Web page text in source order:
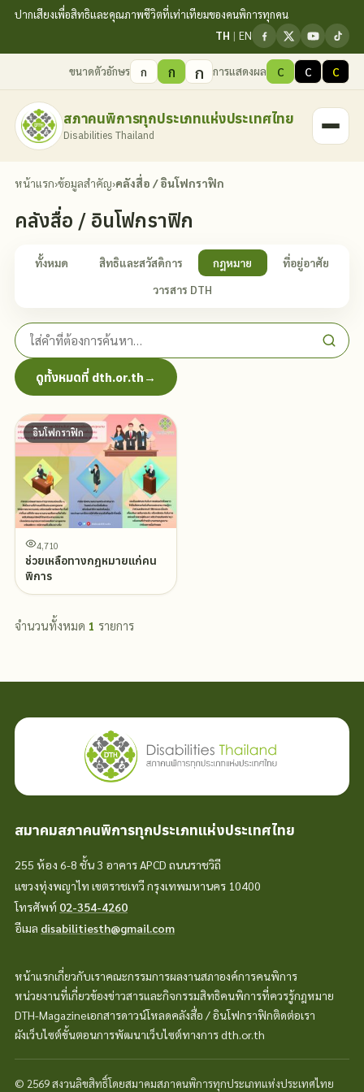
ปากเสียงเพื่อสิทธิและคุณภาพชีวิตที่เท่าเทียมของคนพิการทุกคน
TH | EN
ขนาดตัวอักษร ก ก ก การแสดงผล C C C
สภาคนพิการทุกประเภทแห่งประเทศไทย
Disabilities Thailand
หน้าแรก›ข้อมูลสำคัญ›คลังสื่อ / อินโฟกราฟิก
คลังสื่อ / อินโฟกราฟิก
ทั้งหมด สิทธิและสวัสดิการ กฎหมาย
ที่อยู่อาศัย
วารสาร DTH
ดูทั้งหมดที่ dth.or.th →
อินโฟกราฟิก
4,710
ช่วยเหลือทางกฎหมายแก่คน
พิการ
จำนวนทั้งหมด 1 รายการ
สมาคมสภาคนพิการทุกประเภทแห่งประเทศไทย
255 ห้อง 6-8 ชั้น 3 อาคาร APCD ถนนราชวิถี
แขวงทุ่งพญาไท เขตราชเทวี กรุงเทพมหานคร 10400
โทรศัพท์ 02-354-4260
อีเมล disabilitiesth@gmail.com
หน้าแรกเกี่ยวกับเราคณะกรรมการผลงานสภาองค์การคนพิการ
หน่วยงานที่เกี่ยวข้องข่าวสารและกิจกรรมสิทธิคนพิการที่ควรรู้กฎหมาย
DTH-Magazineเอกสารดาวน์โหลดคลังสื่อ / อินโฟกราฟิกติดต่อเรา
ผังเว็บไซต์ขั้นตอนการพัฒนาเว็บไซต์ทางการ dth.or.th
© 2569 สงวนลิขสิทธิ์โดยสมาคมสภาคนพิการทุกประเภทแห่งประเทศไทย